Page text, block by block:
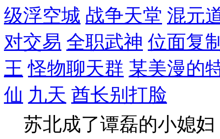
级浮空城 战争天堂 混元
对交易 全职武神 位面复
王 怪物聊天群 某美漫的
仙 九天 酋长别打脸
苏北成了谭磊的小媳妇